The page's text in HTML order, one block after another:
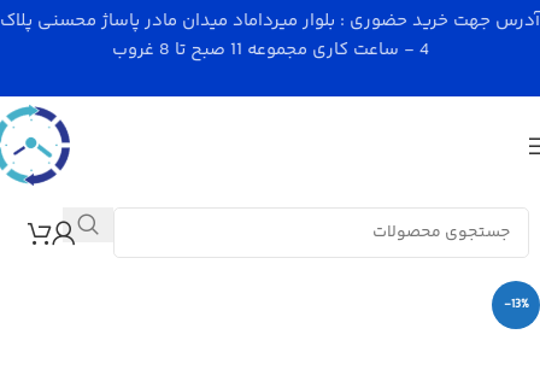
-13%
آدرس جهت خرید حضوری : بلوار میرداماد میدان مادر پاساژ محسنی پلاک
4 - ساعت کاری مجموعه 11 صبح تا 8 غروب